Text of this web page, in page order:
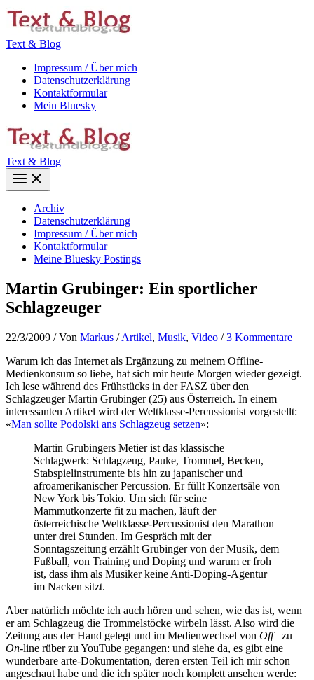
Zum
Inhalt
Text & Blog
Impressum / Über mich
Datenschutzerklärung
Kontaktformular
Mein Bluesky
Text & Blog
Main
Menu
Archiv
Datenschutzerklärung
Impressum / Über mich
Kontaktformular
Meine Bluesky Postings
Martin Grubinger: Ein sportlicher
Schlagzeuger
22/3/2009 / Von Markus /Artikel, Musik, Video /3 Kommentare
Warum ich das Internet als Ergänzung zu meinem Offline-
Medienkonsum so liebe, hat sich mir heute Morgen wieder gezeigt.
Ich lese während des Frühstücks in der FASZ über den
Schlagzeuger Martin Grubinger (25) aus Österreich. In einem
interessanten Artikel wird der Weltklasse-Percussionist vorgestellt:
«Man sollte Podolski ans Schlagzeug setzen»:
Martin Grubingers Metier ist das klassische
Schlagwerk: Schlagzeug, Pauke, Trommel, Becken,
Stabspielinstrumente bis hin zu japanischer und
afroamerikanischer Percussion. Er füllt Konzertsäle von
New York bis Tokio. Um sich für seine
Mammutkonzerte fit zu machen, läuft der
österreichische Weltklasse-Percussionist den Marathon
unter drei Stunden. Im Gespräch mit der
Sonntagszeitung erzählt Grubinger von der Musik, dem
Fußball, von Training und Doping und warum er froh
ist, dass ihm als Musiker keine Anti-Doping-Agentur
im Nacken sitzt.
Aber natürlich möchte ich auch hören und sehen, wie das ist, wenn
er am Schlagzeug die Trommelstöcke wirbeln lässt. Also wird die
Zeitung aus der Hand gelegt und im Medienwechsel von Off– zu
On-line rüber zu YouTube gegangen: und siehe da, es gibt eine
wunderbare arte-Dokumentation, deren ersten Teil ich mir schon
angeschaut habe und die ich später noch komplett ansehen werde: